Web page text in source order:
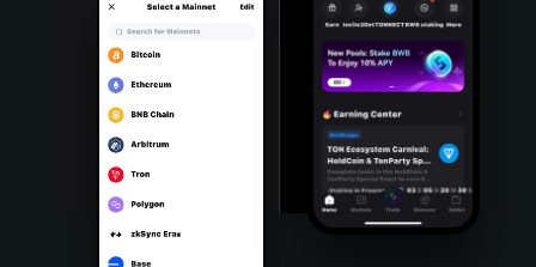
Português (Portugal)
Bahasa Indonesia